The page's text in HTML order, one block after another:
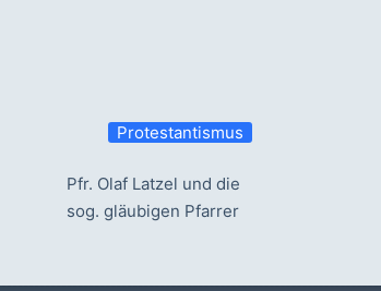
Protestantismus
Pfr. Olaf Latzel und die
sog. gläubigen Pfarrer